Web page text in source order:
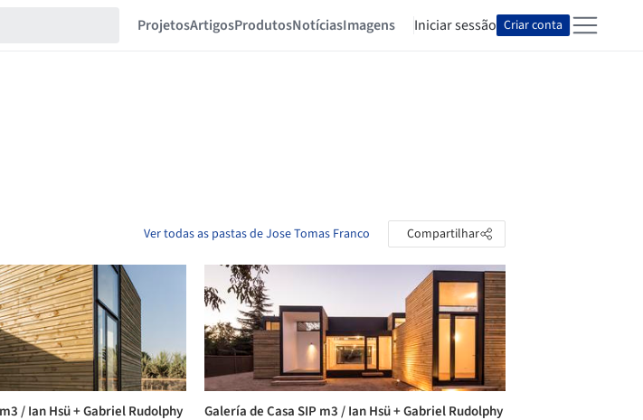
ProjetosArtigosProdutosNotíciasImagens Iniciar sessão Criar conta
Ver todas as pastas de Jose Tomas Franco Compartilhar
/ Ian Hsü + Gabriel Rudolphy
Galería de Casa SIP m3 / Ian Hsü + Gabriel Rudolphy